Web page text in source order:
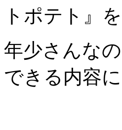
トポテト』
年少さんな
できる内容